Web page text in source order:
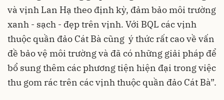
và vịnh Lan Hạ theo định kỳ, đảm bảo môi trường
xanh - sạch - đẹp trên vịnh. Với BQL các vịnh
thuộc quần đảo Cát Bà cũng ý thức rất cao về vấn
đề bảo vệ môi trường và đã có những giải pháp để
bổ sung thêm các phương tiện hiện đại trong việc
thu gom rác trên các vịnh thuộc quần đảo Cát Bà”.